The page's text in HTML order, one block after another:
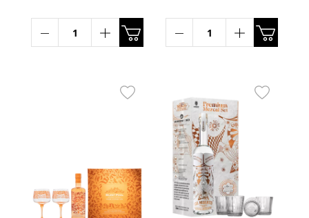
×
Abonnieren Sie unseren Newsletter
und sichern Sie sich 10%
Willkommensrabatt